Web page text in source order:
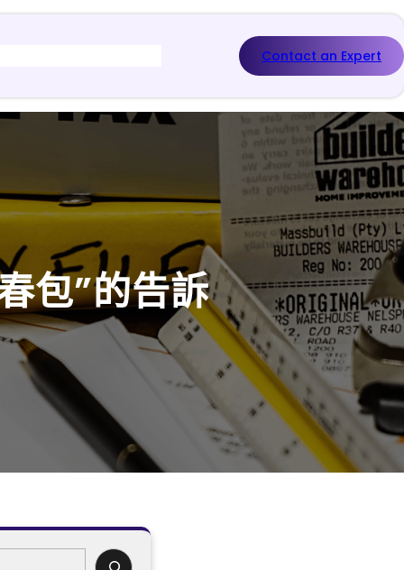
Contact an Expert
包”的告訴